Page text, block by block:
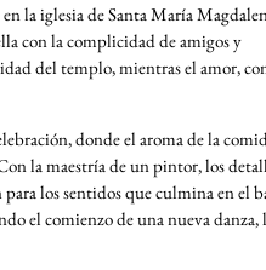
la iglesia de Santa María
con la complicidad de amigos y
del templo, mientras el amor,
donde el aroma de la
la maestría de un pintor, los
los sentidos que culmina en el
el comienzo de una nueva danza,